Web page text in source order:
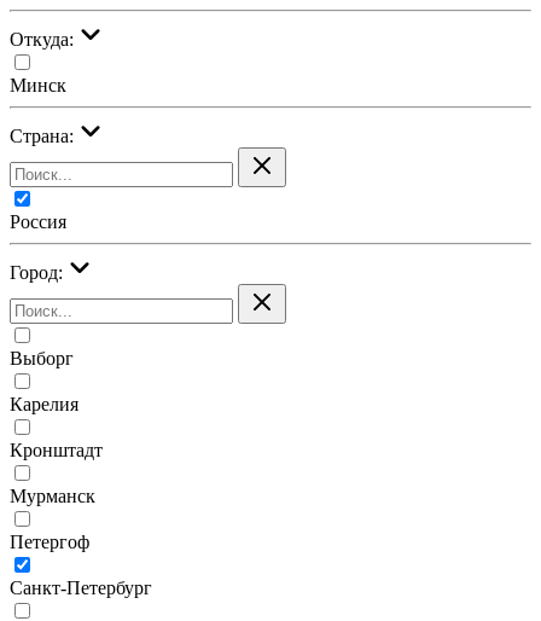
Откуда:
Минск
Страна:
Россия
Город:
Выборг
Карелия
Кронштадт
Мурманск
Петергоф
Санкт-Петербург